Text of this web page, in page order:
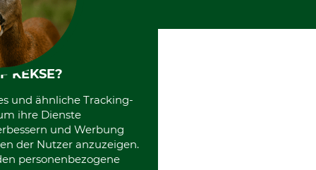
KEKSE?
und ähnliche Tracking-
ihre Dienste
und Werbung
der Nutzer anzuzeigen.
personenbezogene